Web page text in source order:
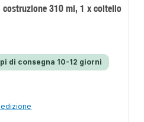
310 ml, 1 x coltello
di consegna 10-12 giorni